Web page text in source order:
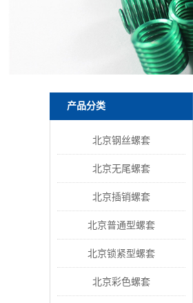
产品分类
北京钢丝螺套
北京无尾螺套
北京插销螺套
北京普通型螺套
北京锁紧型螺套
北京彩色螺套